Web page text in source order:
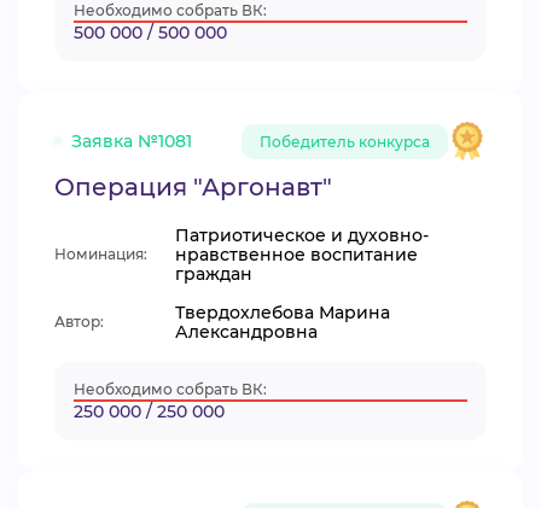
Необходимо собрать ВК:
500 000 / 500 000
Заявка №1081 Победитель конкурса
Операция "Аргонавт"
Номинация:
Патриотическое и духовно-
нравственное воспитание
граждан
Автор:
Твердохлебова Марина
Александровна
Необходимо собрать ВК:
250 000 / 250 000